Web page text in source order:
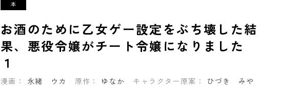
お酒のために乙女ゲー設定をぶち壊した結
果、悪役令嬢がチート令嬢になりました
１
漫画： 永緒 ウカ 原作： ゆなか キャラクター原案： ひづき みや